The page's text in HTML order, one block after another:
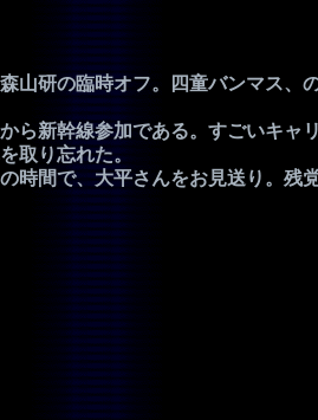
研の臨時オフ。四童バンマス、
新幹線参加である。すごいキャ
取り忘れた。
間で、大平さんをお見送り。残